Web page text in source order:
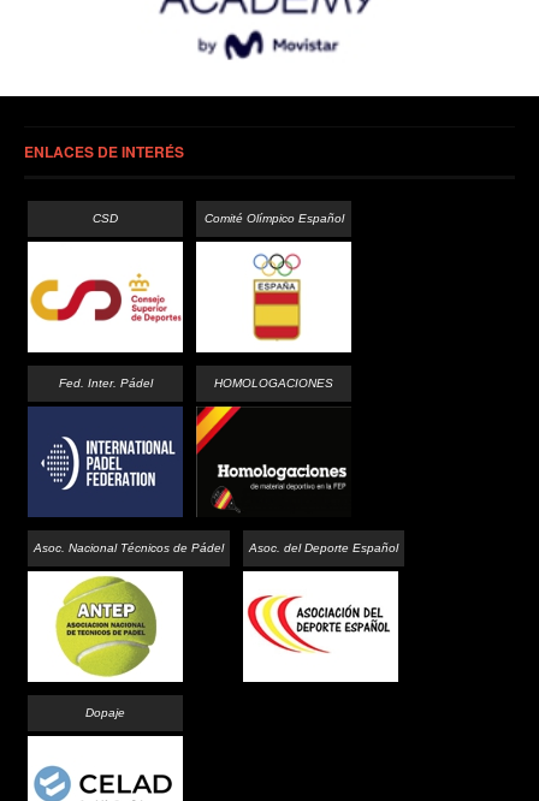
ENLACES DE INTERÉS
CSD Comité Olímpico Español
Fed. Inter. Pádel HOMOLOGACIONES
Asoc. Nacional Técnicos de Pádel Asoc. del Deporte Español
Dopaje